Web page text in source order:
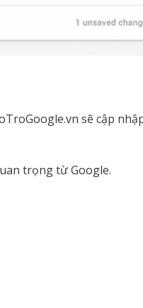
sẽ cập
trọng từ Google.